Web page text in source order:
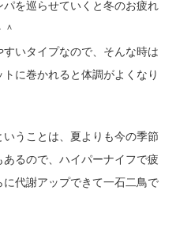
を巡らせていくと冬のお疲れ
いタイプなので、そんな時は
に巻かれると体調がよくなり
うことは、夏よりも今の季節
るので、ハイパーナイフで疲
代謝アップできて一石二鳥で